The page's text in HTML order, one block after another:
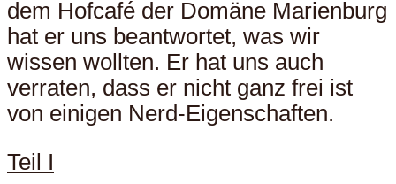
dem Hofcafé der Domäne Marienburg
hat er uns beantwortet, was wir
wissen wollten. Er hat uns auch
verraten, dass er nicht ganz frei ist
von einigen Nerd-Eigenschaften.
Teil I